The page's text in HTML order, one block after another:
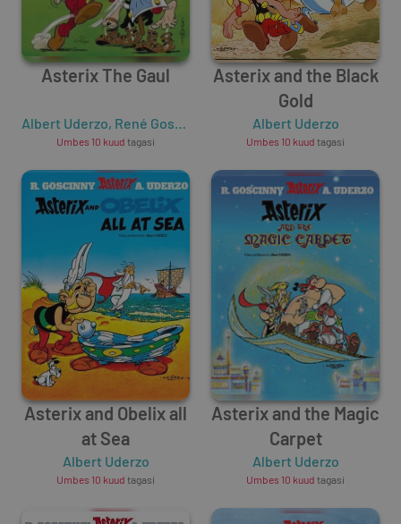
Asterix The Gaul
Albert Uderzo, René Goscinny
Umbes 10 kuud tagasi
Asterix and the Black
Gold
Albert Uderzo
Umbes 10 kuud tagasi
Asterix and Obelix all
at Sea
Albert Uderzo
Umbes 10 kuud tagasi
Asterix and the Magic
Carpet
Albert Uderzo
Umbes 10 kuud tagasi